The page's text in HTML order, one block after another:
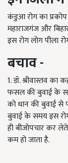
कंडुआ रोग का प्रकोप
महाराजगंज और
इस रोग लोग पीला
बचाव -
1. डॉ. श्रीवास्तव
फसल की बुवाई के
को धान की बुवाई से
बुवाई के समय इस
ही बीजोपचार कर
कम हो जाता है.